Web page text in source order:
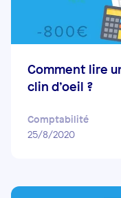
Comment lire
clin d’oeil ?
Comptabilité
25/8/2020